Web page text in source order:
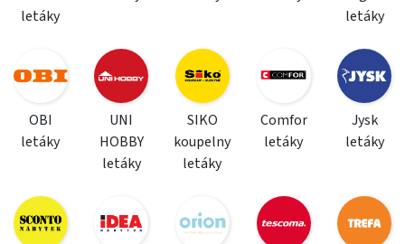
letáky
letáky
OBI
letáky
UNI
HOBBY
letáky
SIKO
koupelny
letáky
Comfor
letáky
Jysk
letáky